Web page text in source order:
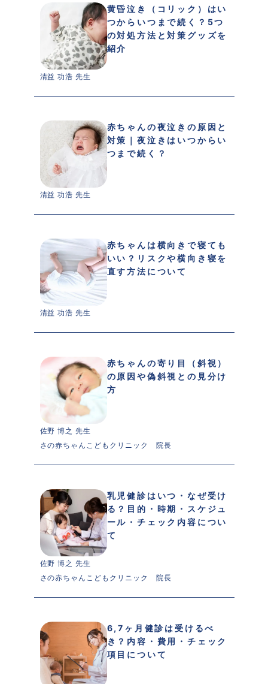
黄昏泣き（コリック）はい
つからいつまで続く？5つ
の対処方法と対策グッズを
紹介
清益 功浩 先生
赤ちゃんの夜泣きの原因と
対策｜夜泣きはいつからい
つまで続く？
清益 功浩 先生
赤ちゃんは横向きで寝ても
いい？リスクや横向き寝を
直す方法について
清益 功浩 先生
赤ちゃんの寄り目（斜視）
の原因や偽斜視との見分け
方
佐野 博之 先生
さの赤ちゃんこどもクリニック　院長
乳児健診はいつ・なぜ受け
る？目的・時期・スケジュ
ール・チェック内容につい
て
佐野 博之 先生
さの赤ちゃんこどもクリニック　院長
6,7ヶ月健診は受けるべ
き？内容・費用・チェック
項目について